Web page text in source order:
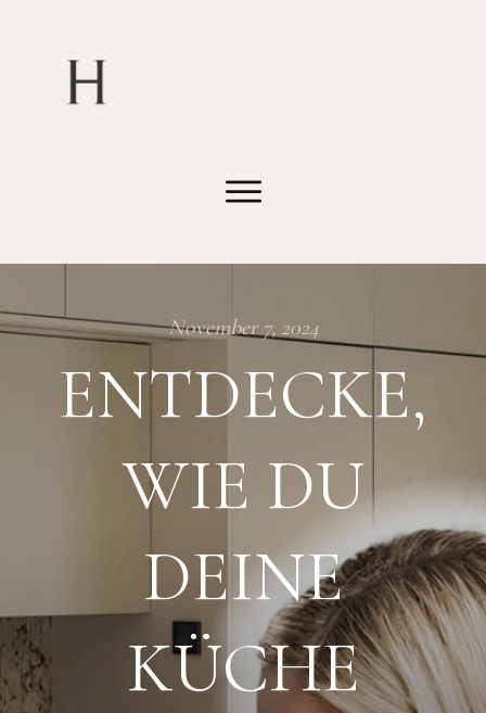
November 7, 2024
ENTDECKE,
WIE DU
DEINE
KÜCHE